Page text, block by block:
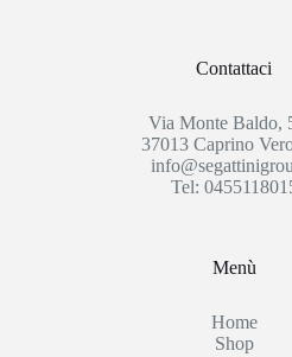
Contattaci
Via Monte Baldo,
37013 Caprino
Tel:
Menù
Home
Shop